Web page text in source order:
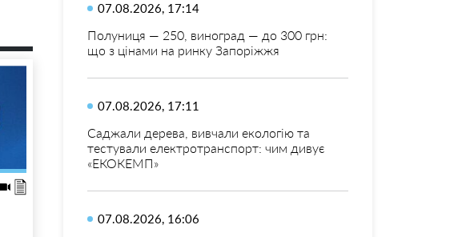
07.08.2026, 17:14
Полуниця — 250, виноград — до 300 грн:
що з цінами на ринку Запоріжжя
07.08.2026, 17:11
Саджали дерева, вивчали екологію та
тестували електротранспорт: чим дивує
«ЕКОКЕМП»
07.08.2026, 16:06